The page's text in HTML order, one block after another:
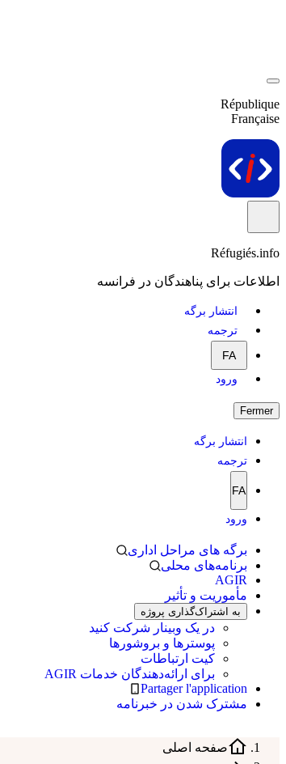
République
Française
Réfugiés.info
اطلاعات برای پناهندگان در فرانسه
انتشار برگه
ترجمه
FA
ورود
Fermer
انتشار برگه
ترجمه
FA
ورود
برگه های مراحل اداری
برنامه‌های محلی
AGIR
مأموریت و تأثیر
به اشتراک‌گذاری پروژه
در یک وبینار شرکت کنید
پوسترها و بروشورها
کیت ارتباطات
برای ارائه‌دهندگان خدمات AGIR
Partager l'application
مشترک شدن در خبرنامه
صفحه اصلی